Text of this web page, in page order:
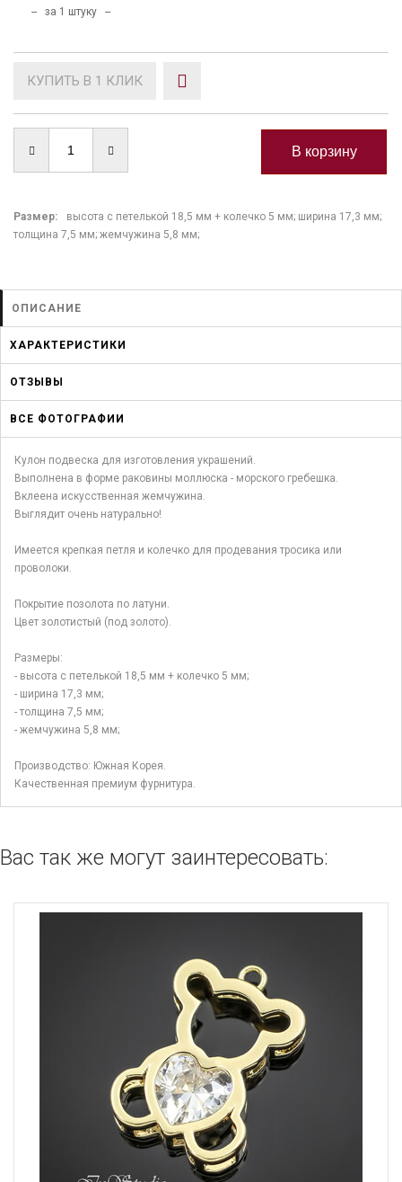
-- за 1 штуку --
КУПИТЬ В 1 КЛИК
Размер:
высота с петелькой 18,5 мм + колечко 5 мм; ширина 17,3 мм;
толщина 7,5 мм; жемчужина 5,8 мм;
ОПИСАНИЕ
ХАРАКТЕРИСТИКИ
ОТЗЫВЫ
ВСЕ ФОТОГРАФИИ
Кулон подвеска для изготовления украшений.
Выполнена в форме раковины моллюска - морского гребешка.
Вклеена искусственная жемчужина.
Выглядит очень натурально!
Имеется крепкая петля и колечко для продевания тросика или
проволоки.
Покрытие позолота по латуни.
Цвет золотистый (под золото).
Размеры:
- высота с петелькой 18,5 мм + колечко 5 мм;
- ширина 17,3 мм;
- толщина 7,5 мм;
- жемчужина 5,8 мм;
Производство: Южная Корея.
Качественная премиум фурнитура.
Вас так же могут заинтересовать: